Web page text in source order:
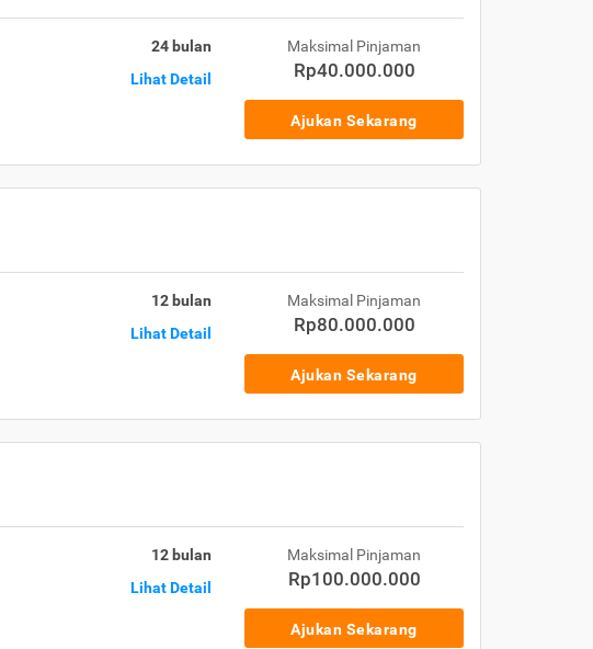
Maksimal Pinjaman
Rp40.000.000
24 bulan
Lihat Detail
Ajukan Sekarang
Maksimal Pinjaman
Rp80.000.000
12 bulan
Lihat Detail
Ajukan Sekarang
Maksimal Pinjaman
Rp100.000.000
12 bulan
Lihat Detail
Ajukan Sekarang